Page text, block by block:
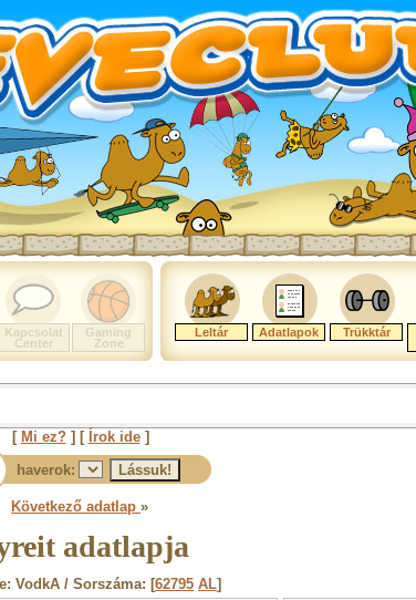
Kapcsolat
Center
Gaming
Zone
Leltár Adatlapok Trükktár
[ Mi ez?] [ Írok ide]
haverok:
Következő adatlap »
adatlapja
VodkA / Sorszáma: [62795 AL]